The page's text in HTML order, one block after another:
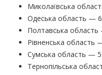
Миколаївська
Одеська область — 6
Полтавська
Рівненська область
Сумська область — 5
Тернопільська